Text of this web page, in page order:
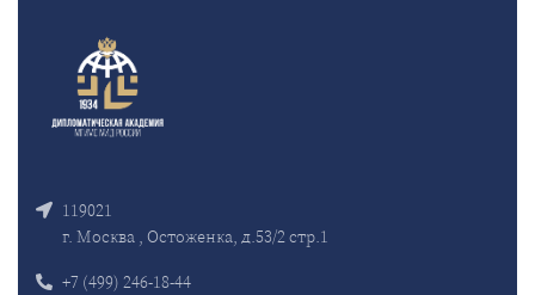
119021
г. Москва , Остоженка, д.53/2 стр.1
+7 (499) 246-18-44